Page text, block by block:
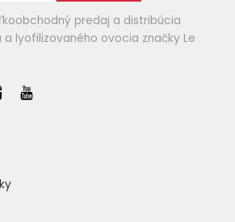
predaj a distribúcia
a lyofilizovaného ovocia značky Le